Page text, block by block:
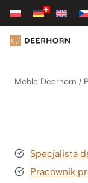
Przejdź
treści
Meble Deerhorn /
Specjalista
Pracownik